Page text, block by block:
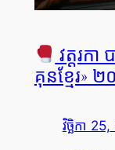
វត្តរក
គុនខ្មែរ»
វិច្ឆិកា